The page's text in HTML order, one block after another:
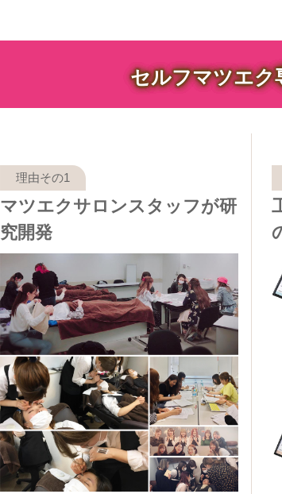
セルフマツエク
マツエクサロンスタッフが研
究開発